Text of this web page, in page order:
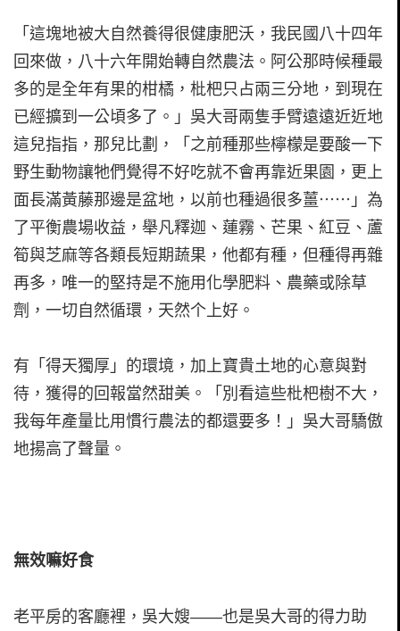
「這塊地被大自然養得很健康肥沃，我民國八十四年
回來做，八十六年開始轉自然農法。阿公那時候種最
多的是全年有果的柑橘，枇杷只占兩三分地，到現在
已經擴到一公頃多了。」吳大哥兩隻手臂遠遠近近地
這兒指指，那兒比劃，「之前種那些檸檬是要酸一下
野生動物讓牠們覺得不好吃就不會再靠近果園，更上
面長滿黃藤那邊是盆地，以前也種過很多薑⋯⋯」為
了平衡農場收益，舉凡釋迦、蓮霧、芒果、紅豆、蘆
筍與芝麻等各類長短期蔬果，他都有種，但種得再雜
再多，唯一的堅持是不施用化學肥料、農藥或除草
劑，一切自然循環，天然个上好。
有「得天獨厚」的環境，加上寶貴土地的心意與對
待，獲得的回報當然甜美。「別看這些枇杷樹不大，
我每年產量比用慣行農法的都還要多！」吳大哥驕傲
地揚高了聲量。
無效嘛好食
老平房的客廳裡，吳大嫂——也是吳大哥的得力助